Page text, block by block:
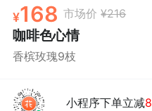
168 市场价 ¥216
咖啡色心情
香槟玫瑰9枝
小程序下单立减8